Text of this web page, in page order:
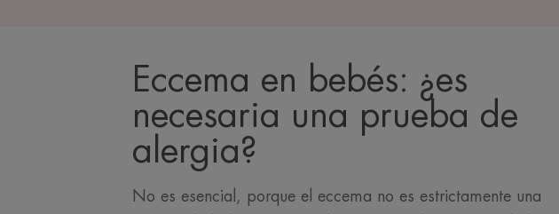
Eccema en bebés: ¿es
necesaria una prueba de
alergia?
No es esencial, porque el eccema no es estrictamente una